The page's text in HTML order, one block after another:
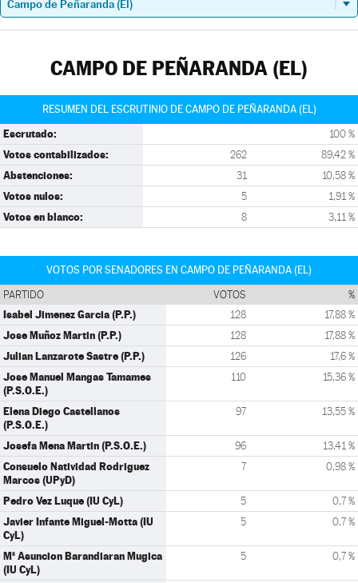
CAMPO DE PEÑARANDA (EL)
RESUMEN DEL ESCRUTINIO DE CAMPO DE PEÑARANDA (EL)
Escrutado: 100 %
Votos contabilizados: 262 89,42 %
Abstenciones: 31 10,58 %
Votos nulos: 5 1,91 %
Votos en blanco: 8 3,11 %
VOTOS POR SENADORES EN CAMPO DE PEÑARANDA (EL)
PARTIDO VOTOS %
Isabel Jimenez Garcia (P.P.) 128 17,88 %
Jose Muñoz Martin (P.P.) 128 17,88 %
Julian Lanzarote Sastre (P.P.) 126 17,6 %
Jose Manuel Mangas Tamames
(P.S.O.E.)
110 15,36 %
Elena Diego Castellanos
(P.S.O.E.)
97 13,55 %
Josefa Mena Martin (P.S.O.E.) 96 13,41 %
Consuelo Natividad Rodriguez
Marcos (UPyD)
7 0,98 %
Pedro Vez Luque (IU CyL) 5 0,7 %
Javier Infante Miguel-Motta (IU
CyL)
5 0,7 %
Mª Asuncion Barandiaran Mugica
(IU CyL)
5 0,7 %